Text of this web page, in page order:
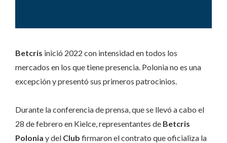
Betcris inició 2022 con intensidad en todos los
mercados en los que tiene presencia. Polonia no es una
excepción y presentó sus primeros patrocinios.
Durante la conferencia de prensa, que se llevó a cabo el
28 de febrero en Kielce, representantes de Betcris
Polonia y del Club firmaron el contrato que oficializa la